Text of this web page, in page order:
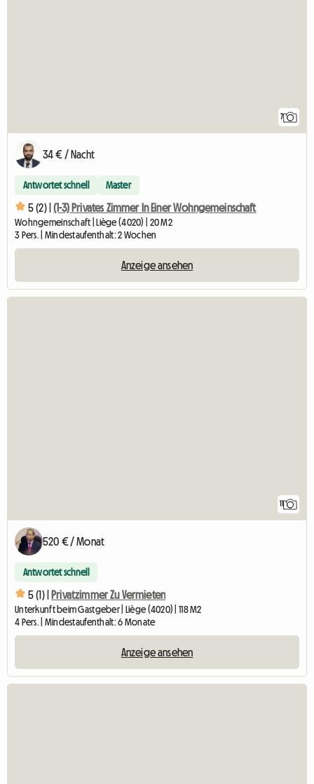
7
34 € / Nacht
Antwortet schnell Master
5 (2) | (1-3) Privates Zimmer In Einer Wohngemeinschaft
Wohngemeinschaft | Liège (4020) | 20 M2
3 Pers. | Mindestaufenthalt: 2 Wochen
Anzeige ansehen
520 € / Monat
Antwortet schnell
5 (1) | Privatzimmer Zu Vermieten
Unterkunft beim Gastgeber | Liège (4020) | 118 M2
4 Pers. | Mindestaufenthalt: 6 Monate
Anzeige ansehen